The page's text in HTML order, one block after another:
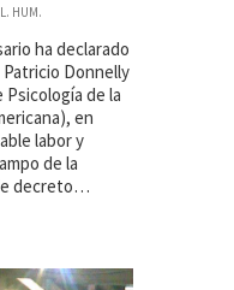
HUM.
ha declarado
Donnelly
de la
en
labor y
de la
decreto…